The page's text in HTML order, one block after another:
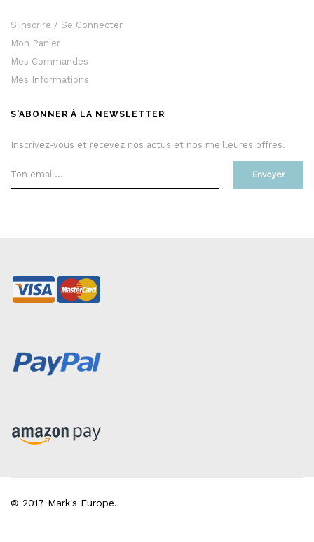
S'inscrire / Se Connecter
Mon Panier
Mes Commandes
Mes Informations
S'ABONNER À LA NEWSLETTER
Inscrivez-vous et recevez nos actus et nos meilleures offres.
Envoyer
© 2017 Mark's Europe.